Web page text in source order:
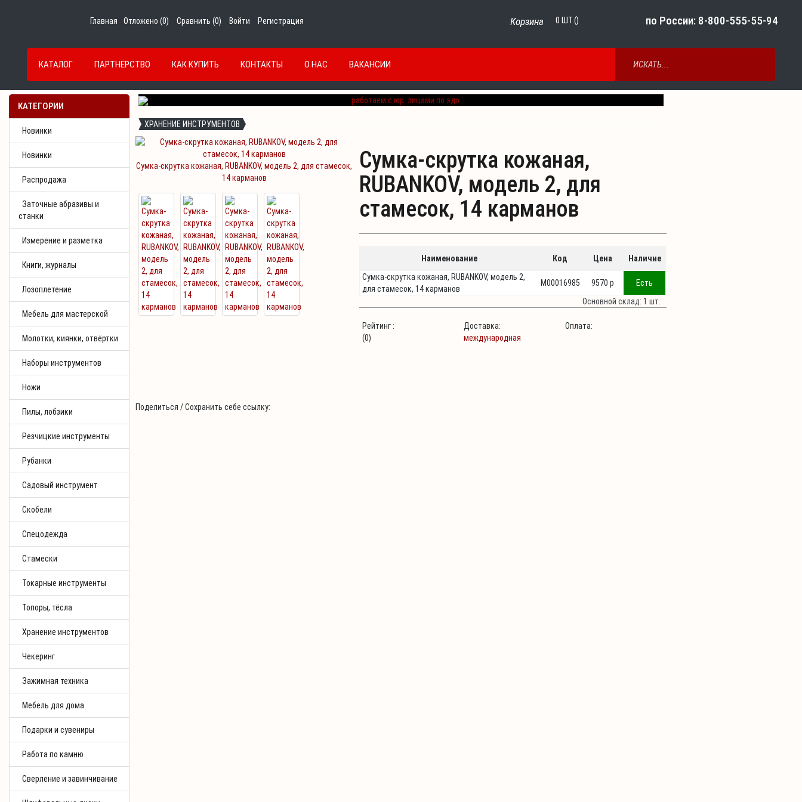
Главная Отложено (0) Сравнить (0) Войти Регистрация Корзина 0 ШТ.() по России: 8-800-555-55-94
КАТАЛОГ ПАРТНЁРСТВО КАК КУПИТЬ КОНТАКТЫ О НАС ВАКАНСИИ
КАТЕГОРИИ
Новинки
Новинки
Распродажа
Заточные абразивы и
станки
Измерение и разметка
Книги, журналы
Лозоплетение
Мебель для мастерской
Молотки, киянки, отвёртки
Наборы инструментов
Ножи
Пилы, лобзики
Резчицкие инструменты
Рубанки
Садовый инструмент
Скобели
Спецодежда
Стамески
Токарные инструменты
Топоры, тёсла
Хранение инструментов
Чекеринг
Зажимная техника
Мебель для дома
Подарки и сувениры
Работа по камню
Сверление и завинчивание
Previous Next
ХРАНЕНИЕ ИНСТРУМЕНТОВ
Сумка-скрутка кожаная, RUBANKOV, модель 2, для стамесок,
14 карманов
Поделиться / Сохранить себе ссылку:
Сумка-скрутка кожаная,
RUBANKOV, модель 2, для
стамесок, 14 карманов
Наименование Код Цена
Наличие
Сумка-скрутка кожаная, RUBANKOV, модель 2,
для стамесок, 14 карманов
М00016985 9570 p
Есть
Основной склад: 1 шт.
Рейтинг :
(0)
Доставка:
международная
Оплата: